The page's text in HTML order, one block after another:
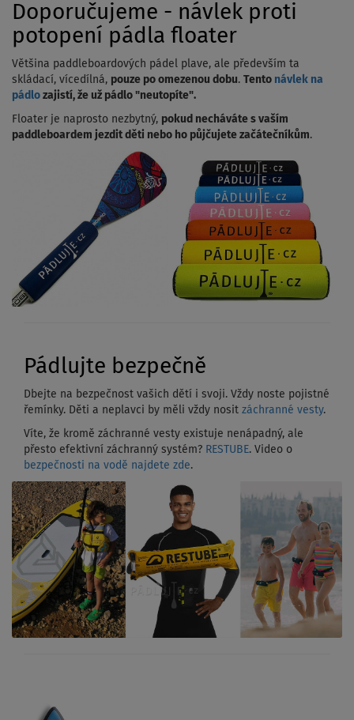
Doporučujeme - návlek proti
potopení pádla floater
Většina paddleboardových pádel plave, ale především ta
skládací, vícedílná, pouze po omezenou dobu. Tento návlek na
pádlo zajistí, že už pádlo "neutopíte".
Floater je naprosto nezbytný, pokud necháváte s vaším
paddleboardem jezdit děti nebo ho půjčujete začátečníkům.
Pádlujte bezpečně
Dbejte na bezpečnost vašich dětí i svoji. Vždy noste pojistné
řemínky. Děti a neplavci by měli vždy nosit záchranné vesty.
Víte, že kromě záchranné vesty existuje nenápadný, ale
přesto efektivní záchranný systém? RESTUBE. Video o
bezpečnosti na vodě najdete zde.